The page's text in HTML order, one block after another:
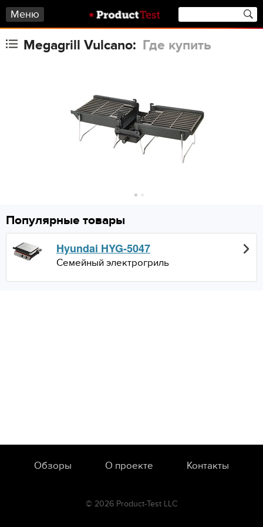
Меню
Megagrill Vulcano: Где купить
Популярные товары
Hyundai HYG-5047
Семейный электрогриль
Обзоры О проекте Контакты
© 2026 Product-Test LLC